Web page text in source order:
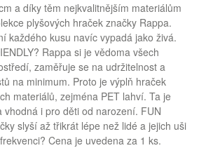
a díky těm nejkvalitnějším materiálům
plyšových hraček značky Rappa.
každého kusu navíc vypadá jako živá.
Rappa si je vědoma všech
zaměřuje se na udržitelnost a
na minimum. Proto je výplň hraček
materiálů, zejména PET lahví. Ta je
vhodná i pro děti od narození. FUN
slyší až třikrát lépe než lidé a jejich uši
Cena je uvedena za 1 ks.